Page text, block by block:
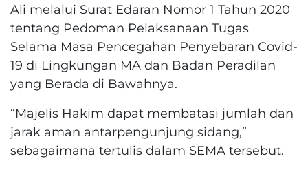
Ali melalui Surat Edaran Nomor 1 Tahun 2020
tentang Pedoman Pelaksanaan Tugas
Selama Masa Pencegahan Penyebaran Covid-
19 di Lingkungan MA dan Badan Peradilan
yang Berada di Bawahnya.
“Majelis Hakim dapat membatasi jumlah dan
jarak aman antarpengunjung sidang,”
sebagaimana tertulis dalam SEMA tersebut.